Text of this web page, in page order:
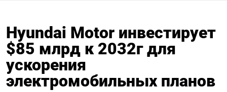
Hyundai Motor инвестирует
$85 млрд к 2032г для
ускорения
электромобильных планов